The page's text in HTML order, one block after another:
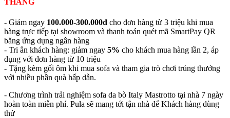
THÁNG
- Giảm ngay 100.000-300.000đ cho đơn hàng từ 3 triệu khi mua
hàng trực tiếp tại showroom và thanh toán quét mã SmartPay QR
bằng ứng dụng ngân hàng
- Tri ân khách hàng: giảm ngay 5% cho khách mua hàng lần 2, áp
dụng với đơn hàng từ 10 triệu
- Tặng kèm gối ôm khi mua sofa và tham gia trò chơi trúng thưởng
với nhiều phần quà hấp dẫn.
- Chương trình trải nghiệm sofa da bò Italy Mastrotto tại nhà 7 ngày
hoàn toàn miễn phí. Pula sẽ mang tới tận nhà để Khách hàng dùng
thử